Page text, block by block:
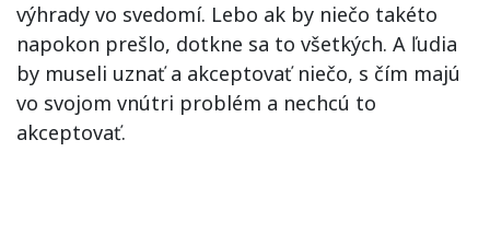
výhrady vo svedomí. Lebo ak by niečo takéto
napokon prešlo, dotkne sa to všetkých. A ľudia
by museli uznať a akceptovať niečo, s čím majú
vo svojom vnútri problém a nechcú to
akceptovať.